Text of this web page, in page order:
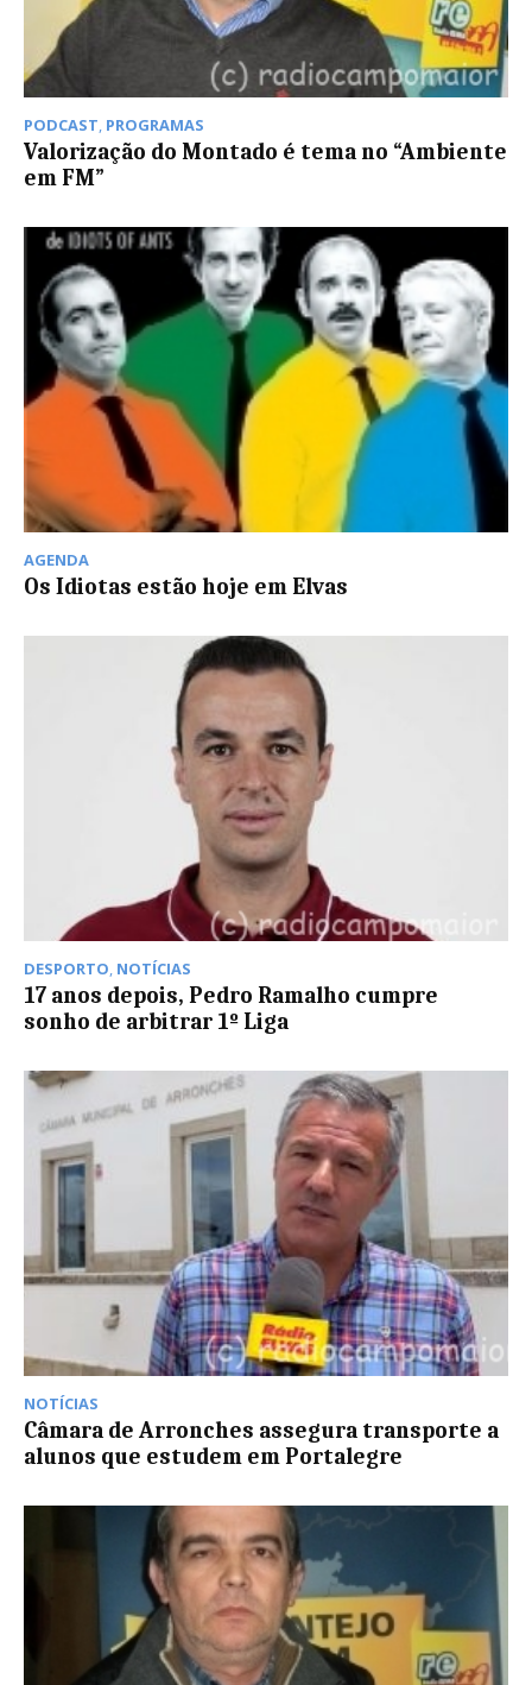
PODCAST, PROGRAMAS
Valorização do Montado é tema no “Ambiente
em FM”
AGENDA
Os Idiotas estão hoje em Elvas
DESPORTO, NOTÍCIAS
17 anos depois, Pedro Ramalho cumpre
sonho de arbitrar 1º Liga
NOTÍCIAS
Câmara de Arronches assegura transporte a
alunos que estudem em Portalegre